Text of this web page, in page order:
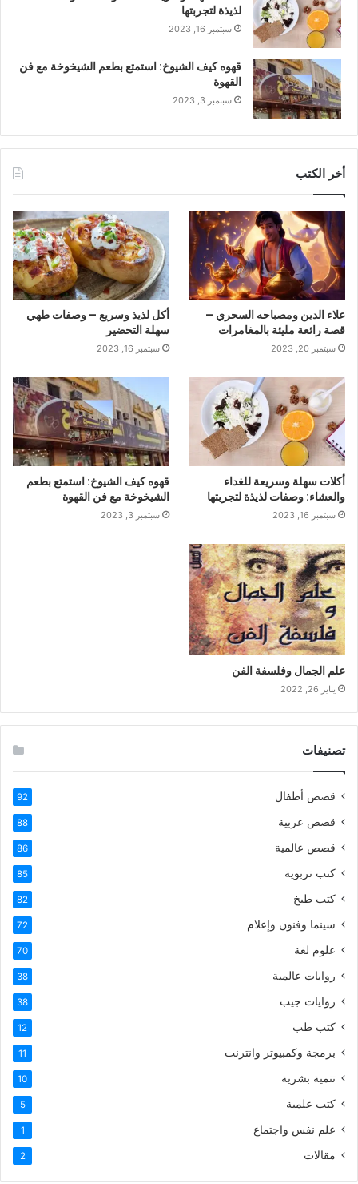
لذيذة لتجربتها
سبتمبر 16, 2023
قهوه كيف الشيوخ: استمتع بطعم الشيخوخة مع فن
القهوة
سبتمبر 3, 2023
أخر الكتب
علاء الدين ومصباحه السحري –
قصة رائعة مليئة بالمغامرات
سبتمبر 20, 2023
أكل لذيذ وسريع – وصفات طهي
سهلة التحضير
سبتمبر 16, 2023
أكلات سهلة وسريعة للغداء
والعشاء: وصفات لذيذة لتجربتها
سبتمبر 16, 2023
قهوه كيف الشيوخ: استمتع بطعم
الشيخوخة مع فن القهوة
سبتمبر 3, 2023
علم الجمال وفلسفة الفن
يناير 26, 2022
تصنيفات
قصص أطفال 92
قصص عربية 88
قصص عالمية 86
كتب تربوية 85
كتب طبخ 82
سينما وفنون وإعلام 72
علوم لغة 70
روايات عالمية 38
روايات جيب 38
كتب طب 12
برمجة وكمبيوتر وانترنت 11
تنمية بشرية 10
كتب علمية 5
علم نفس واجتماع 1
مقالات 2